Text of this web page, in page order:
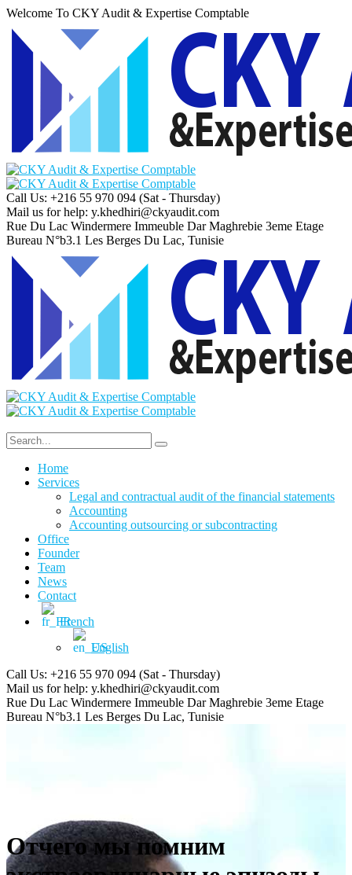
Welcome To CKY Audit & Expertise Comptable
Call Us: +216 55 970 094 (Sat - Thursday)
Mail us for help: y.khedhiri@ckyaudit.com
Rue Du Lac Windermere Immeuble Dar Maghrebie 3eme Etage
Bureau N°b3.1 Les Berges Du Lac, Tunisie
Home
Services
Legal and contractual audit of the financial statements
Accounting
Accounting outsourcing or subcontracting
Office
Founder
Team
News
Contact
French
English
Call Us: +216 55 970 094 (Sat - Thursday)
Mail us for help: y.khedhiri@ckyaudit.com
Rue Du Lac Windermere Immeuble Dar Maghrebie 3eme Etage
Bureau N°b3.1 Les Berges Du Lac, Tunisie
Отчего мы помним